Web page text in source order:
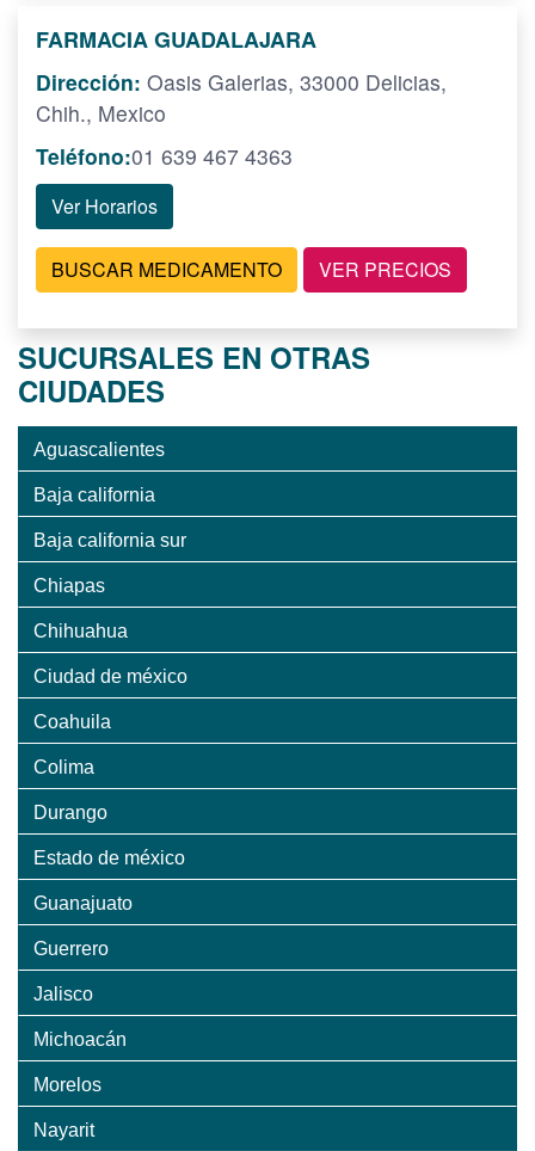
FARMACIA GUADALAJARA
Dirección: Oasis Galerias, 33000 Delicias,
Chih., Mexico
Teléfono:01 639 467 4363
Ver Horarios
BUSCAR MEDICAMENTO VER PRECIOS
SUCURSALES EN OTRAS
CIUDADES
Aguascalientes
Baja california
Baja california sur
Chiapas
Chihuahua
Ciudad de méxico
Coahuila
Colima
Durango
Estado de méxico
Guanajuato
Guerrero
Jalisco
Michoacán
Morelos
Nayarit